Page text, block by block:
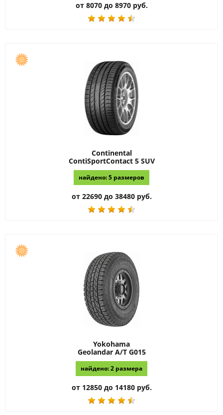
от 8070 до 8970 руб.
Continental
ContiSportContact 5 SUV
найдено: 5 размеров
от 22690 до 38480 руб.
Yokohama
Geolandar A/T G015
найдено: 2 размера
от 12850 до 14180 руб.